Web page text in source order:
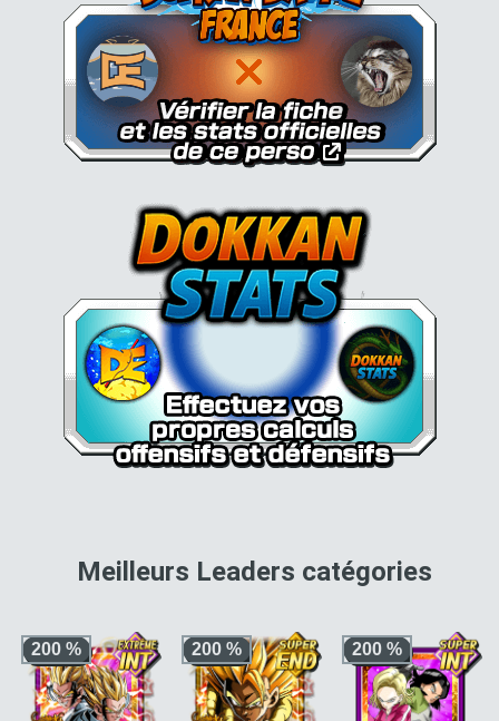
Meilleurs Leaders catégoriespour
200 % 200 % 200 %